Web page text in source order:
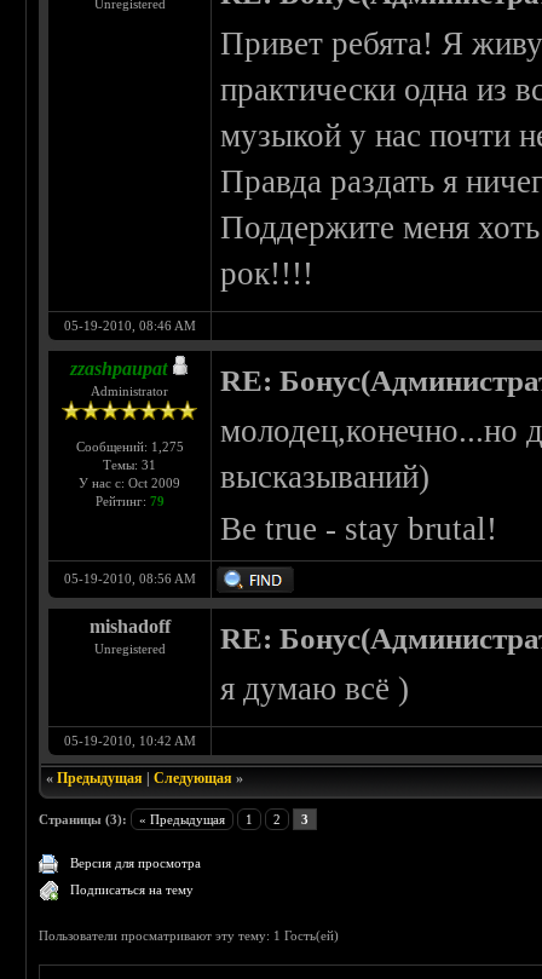
Unregistered
Привет ребята! Я
практически одна из
музыкой у нас почти
Правда раздать я
Поддержите меня
рок!!!!
05-19-2010, 08:46 AM
zzashpaupat
Administrator
Сообщений: 1,275
Темы: 31
У нас с: Oct 2009
Рейтинг: 79
RE:
молодец,конечно...но
высказываний)
Be true - stay brutal!
05-19-2010, 08:56 AM
mishadoff
Unregistered RE:
я думаю всё )
05-19-2010, 10:42 AM
«Предыдущая |Следующая »
Страницы (3): « Предыдущая 1 2 3
Версия для просмотра
Подписаться на тему
Пользователи просматривают эту тему: 1 Гость(ей)